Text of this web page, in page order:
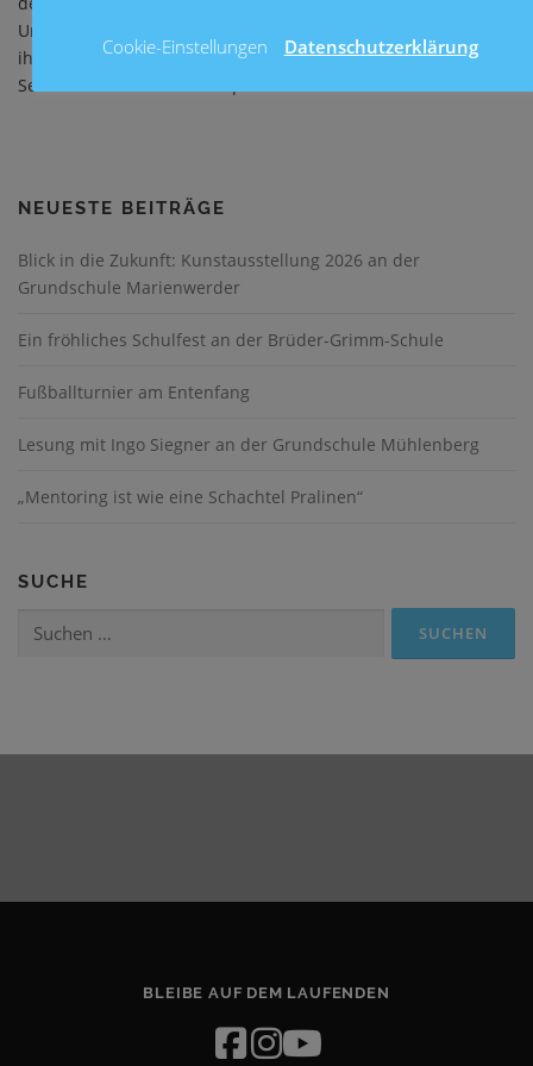
Unterstützung durch die Garbsener Polizei und den ADFC. Mit
ihrer Hilfe konnten die verkehrstüchtigen Räder sicher von
Seelze nach Garbsen transportiert werden.
NEUESTE BEITRÄGE
Blick in die Zukunft: Kunstausstellung 2026 an der
Grundschule Marienwerder
Ein fröhliches Schulfest an der Brüder-Grimm-Schule
Fußballturnier am Entenfang
Lesung mit Ingo Siegner an der Grundschule Mühlenberg
„Mentoring ist wie eine Schachtel Pralinen“
SUCHE
Suchen
BLEIBE AUF DEM LAUFENDEN
Cookie-Einstellungen Datenschutzerklärung